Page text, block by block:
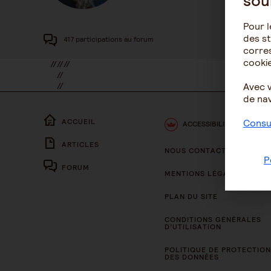
417 participations au forum
////
//
//
//
ACCUEIL
ARTICLES
FORUM
ACCESSIBILITÉ
NOUS CONTACTER
MENTIONS LÉGALES
PLAN DU SITE
CONDITIONS GÉNÉRALES
D’UTILISATION
POLITIQUE DE PROTECTION
DES DONNÉES
Pour
des
Avec
de